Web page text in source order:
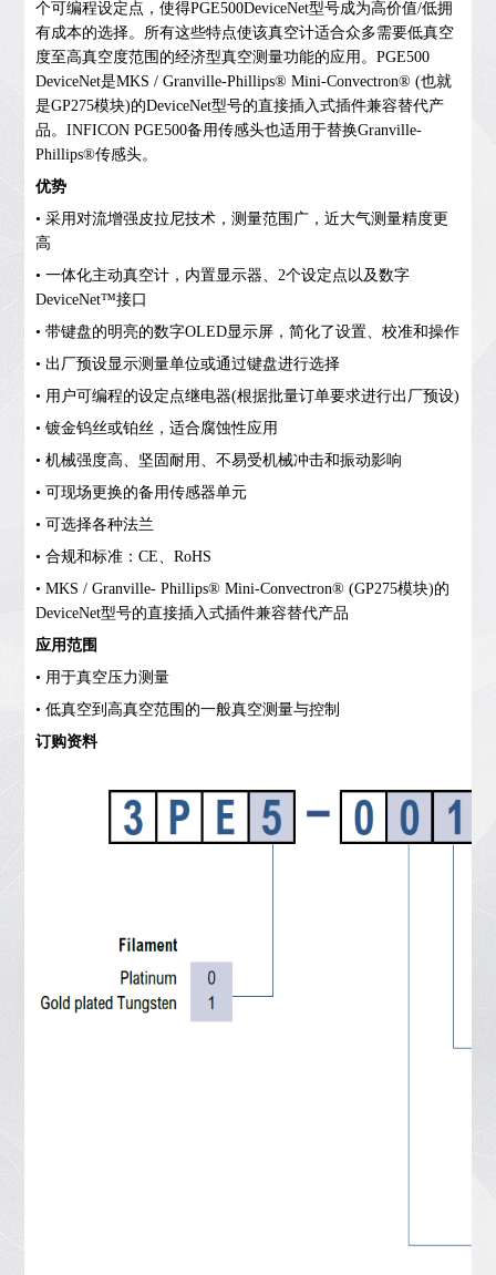
个可编程设定点，使得PGE500DeviceNet型号成为高价值/低拥
有成本的选择。所有这些特点使该真空计适合众多需要低真空
度至高真空度范围的经济型真空测量功能的应用。PGE500
DeviceNet是MKS / Granville-Phillips® Mini-Convectron® (也就
是GP275模块)的DeviceNet型号的直接插入式插件兼容替代产
品。INFICON PGE500备用传感头也适用于替换Granville-
Phillips®传感头。
优势
• 采用对流增强皮拉尼技术，测量范围广，近大气测量精度更
高
• 一体化主动真空计，内置显示器、2个设定点以及数字
DeviceNet™接口
• 带键盘的明亮的数字OLED显示屏，简化了设置、校准和操作
• 出厂预设显示测量单位或通过键盘进行选择
• 用户可编程的设定点继电器(根据批量订单要求进行出厂预设)
• 镀金钨丝或铂丝，适合腐蚀性应用
• 机械强度高、坚固耐用、不易受机械冲击和振动影响
• 可现场更换的备用传感器单元
• 可选择各种法兰
• 合规和标准：CE、RoHS
• MKS / Granville- Phillips® Mini-Convectron® (GP275模块)的
DeviceNet型号的直接插入式插件兼容替代产品
应用范围
• 用于真空压力测量
• 低真空到高真空范围的一般真空测量与控制
订购资料